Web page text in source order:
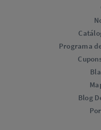
Programa
Blog